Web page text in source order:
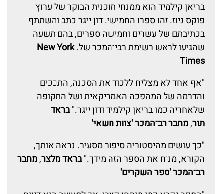
בריאן קילמיד הוא ממנחי תוכנית הבוקר של ערוץ
פוקס ניוז. זהו ספרו החמישי. דון ייגר כתב והשתתף
בכתיבתם של עשרים וחמישה ספרים, בהם תשעה
שהגיעו לראש רשימת רבי־המכר של.New York
Times
"אף אחד לא מצליח ללכוד את הסכנה, התככים
והדרמה של המהפכה האמריקאית ושל התקופה
שלאחריה כמו בריאן קילמיד ודון ייגר."בראד
תור,מחבר רב־המכר 'צוות חשאי'
"כך עושים מהיסטוריה סיפור מסעיר. נראה אותך,
הקורא, מניח את הספר הזה מידך."בראד מלצר,מחבר
רב־המכר 'ספר השקרים'